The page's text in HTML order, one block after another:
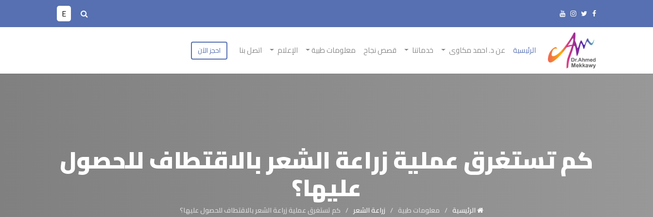
E
الرئيسية عن د. احمد مكاوى خدماتنا قصص نجاح معلومات طبية الإعلام اتصل بنا احجز الآن
كم تستغرق عملية زراعة الشعر بالاقتطاف للحصول
عليها؟
الرئيسية معلومات طبية زراعة الشعر كم تستغرق عملية زراعة الشعر بالاقتطاف للحصول عليها؟